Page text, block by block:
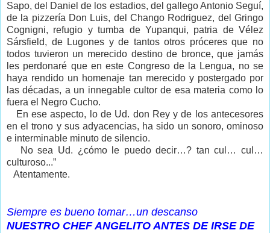
Sapo, del Daniel de los estadios, del gallego Antonio Seguí,
de la pizzería Don Luis, del Chango Rodriguez, del Gringo
Cognigni, refugio y tumba de Yupanqui, patria de Vélez
Sársfield, de Lugones y de tantos otros próceres que no
todos tuvieron un merecido destino de bronce, que jamás
les perdonaré que en este Congreso de la Lengua, no se
haya rendido un homenaje tan merecido y postergado por
las décadas, a un innegable cultor de esa materia como lo
fuera el Negro Cucho.
En ese aspecto, lo de Ud. don Rey y de los antecesores
en el trono y sus adyacencias, ha sido un sonoro, ominoso
e interminable minuto de silencio.
No sea Ud. ¿cómo le puedo decir…? tan cul… cul…
culturoso...”
Atentamente.
Siempre es bueno tomar…un descanso
NUESTRO CHEF ANGELITO ANTES DE IRSE DE